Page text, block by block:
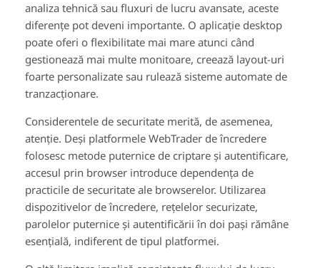
analiza tehnică sau fluxuri de lucru avansate, aceste
diferențe pot deveni importante. O aplicație desktop
poate oferi o flexibilitate mai mare atunci când
gestionează mai multe monitoare, creează layout-uri
foarte personalizate sau rulează sisteme automate de
tranzacționare.
Considerentele de securitate merită, de asemenea,
atenție. Deși platformele WebTrader de încredere
folosesc metode puternice de criptare și autentificare,
accesul prin browser introduce dependența de
practicile de securitate ale browserelor. Utilizarea
dispozitivelor de încredere, rețelelor securizate,
parolelor puternice și autentificării în doi pași rămâne
esențială, indiferent de tipul platformei.